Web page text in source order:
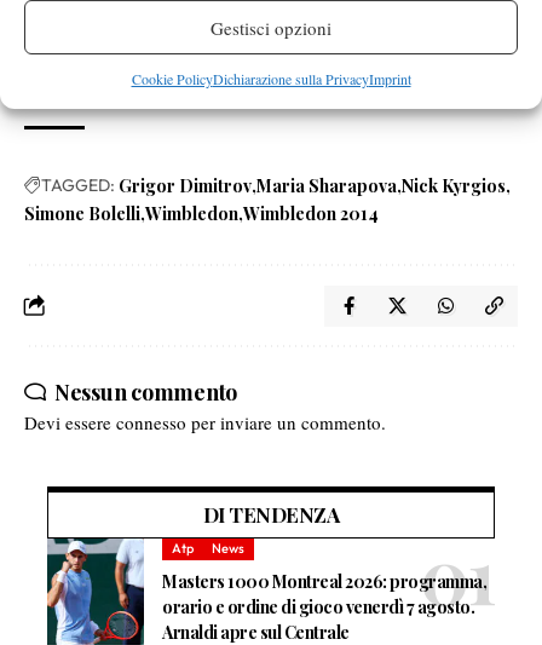
Gestisci opzioni
Cookie PolicyDichiarazione sulla PrivacyImprint
pare tornata normale. Ma non doveva smettere secondo tanti
scienziati del tennis? Dovesse vincere Wimbledon (comunque
difficile) riderei ininterrottamente per circa 28-30 ore.
TAGGED: Grigor Dimitrov Maria Sharapova Nick Kyrgios
Simone Bolelli Wimbledon Wimbledon 2014
Nessun commento
Devi essere connesso per inviare un commento.
DI TENDENZA
Atp News
Masters 1000 Montreal 2026: programma,
orario e ordine di gioco venerdì 7 agosto.
Arnaldi apre sul Centrale